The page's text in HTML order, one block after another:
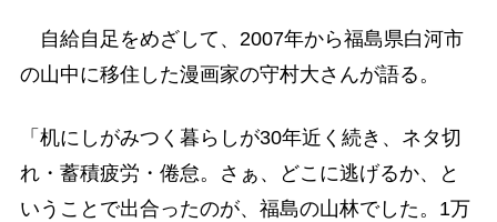
自給自足をめざして、2007年から福島県白河市
の山中に移住した漫画家の守村大さんが語る。
「机にしがみつく暮らしが30年近く続き、ネタ切
れ・蓄積疲労・倦怠。さぁ、どこに逃げるか、と
いうことで出合ったのが、福島の山林でした。1万